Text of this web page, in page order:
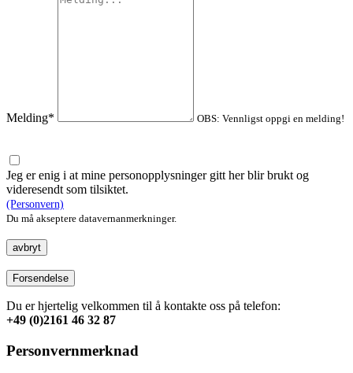
Melding* OBS: Vennligst oppgi en melding!
Jeg er enig i at mine personopplysninger gitt her blir brukt og
videresendt som tilsiktet.
(Personvern)
Du må akseptere datavernanmerkninger.
avbryt
Forsendelse
Du er hjertelig velkommen til å kontakte oss på telefon:
+49 (0)2161 46 32 87
Personvernmerknad